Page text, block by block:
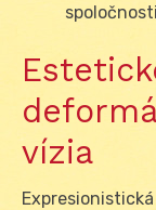
vízia